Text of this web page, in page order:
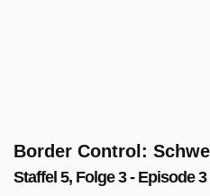
Border Control:
Staffel 5, Folge 3 - Episode 3